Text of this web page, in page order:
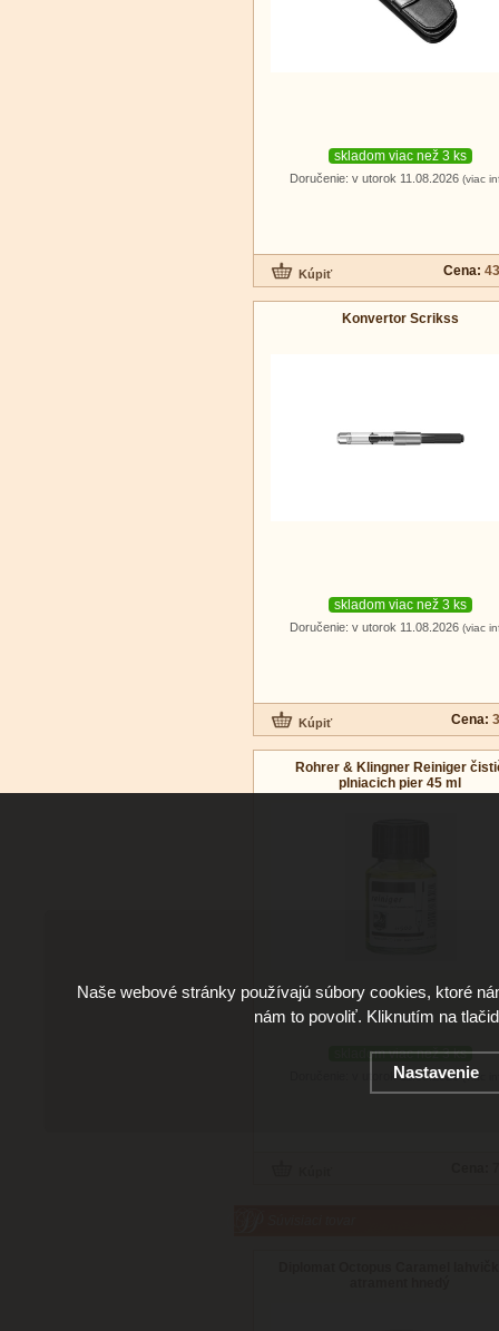
skladom viac než 3 ks
Doručenie: v utorok 11.08.2026 (viac
Cena:
Konvertor Scrikss
skladom viac než 3 ks
Doručenie: v utorok 11.08.2026 (viac
Cena:
Rohrer & Klingner Reiniger
plniacich pier 45 ml
skladom viac než 3 ks
Doručenie: v utorok 11.08.2026(viac
Naše webové stránky používajú súbory cookies, ktoré
nám to povoliť. Kliknutím na
Nastavenie